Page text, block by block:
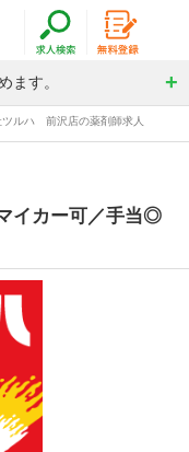
ます。
ツルハ 前沢店の薬剤師求人
イカー可／手当◎